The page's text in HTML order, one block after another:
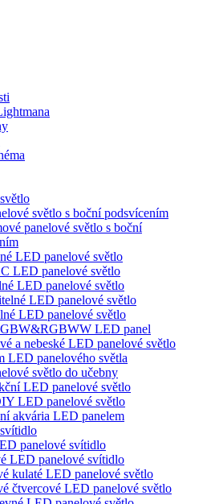
světlo s boční podsvícením
panelové světlo s boční
LED panelové světlo
LED panelové světlo
LED panelové světlo
LED panelové světlo
LED panelové světlo
LED panel
a nebeské LED panelové světlo
LED panelového světla
světlo do učebny
LED panelové světlo
LED panelové světlo
akvária LED panelem
panelové svítidlo
LED panelové svítidlo
kulaté LED panelové světlo
čtvercové LED panelové světlo